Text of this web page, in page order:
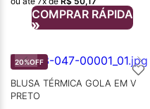
COMPRAR RÁPIDA
20%OFF
BLUSA TÉRMICA GOLA EM V
PRETO